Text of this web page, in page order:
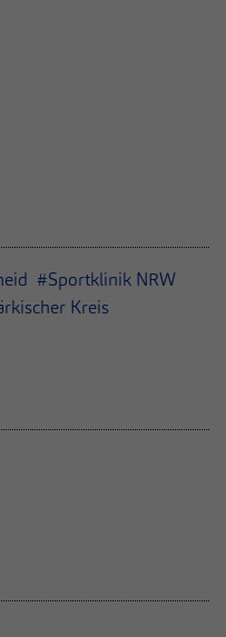
#Sportklinik NRW
Kreis